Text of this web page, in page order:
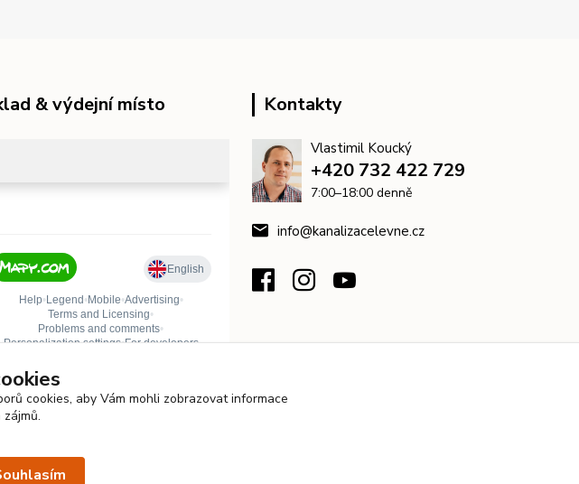
& výdejní místo Kontakty
Vlastimil Koucký
+420 732 422 729
7:00–18:00 denně
info@kanalizacelevne.cz
cookies, aby Vám mohli zobrazovat informace